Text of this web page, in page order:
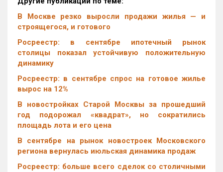
В Москве резко выросли продажи жилья — и
строящегося, и готового
Росреестр: в сентябре ипотечный рынок
столицы показал устойчивую положительную
динамику
Росреестр: в сентябре спрос на готовое жилье
вырос на 12%
В новостройках Старой Москвы за прошедший
год подорожал «квадрат», но сократились
площадь лота и его цена
В сентябре на рынок новостроек Московского
региона вернулась июльская динамика продаж
Росреестр: больше всего сделок со столичными